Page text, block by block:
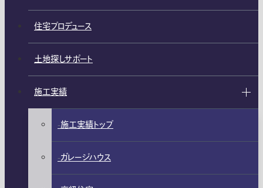
住宅プロデュース
土地探しサポート
施工実績
施工実績トップ
ガレージハウス